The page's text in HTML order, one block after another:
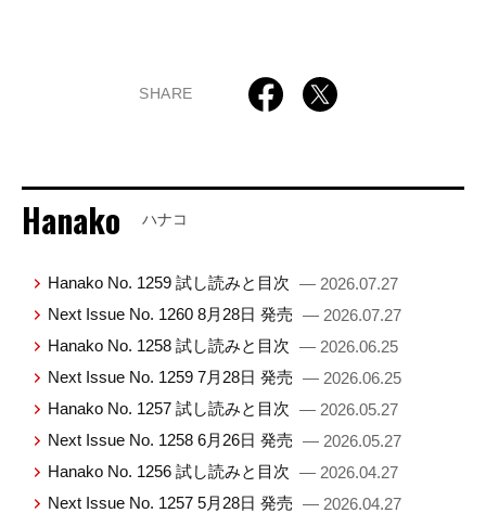
SHARE
Hanako ハナコ
Hanako No. 1259 試し読みと目次 — 2026.07.27
Next Issue No. 1260 8月28日 発売 — 2026.07.27
Hanako No. 1258 試し読みと目次 — 2026.06.25
Next Issue No. 1259 7月28日 発売 — 2026.06.25
Hanako No. 1257 試し読みと目次 — 2026.05.27
Next Issue No. 1258 6月26日 発売 — 2026.05.27
Hanako No. 1256 試し読みと目次 — 2026.04.27
Next Issue No. 1257 5月28日 発売 — 2026.04.27